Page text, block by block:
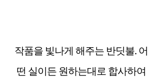
작품을 빛나게 해주는 반딧불. 어
떤 실이든 원하는대로 합사하여